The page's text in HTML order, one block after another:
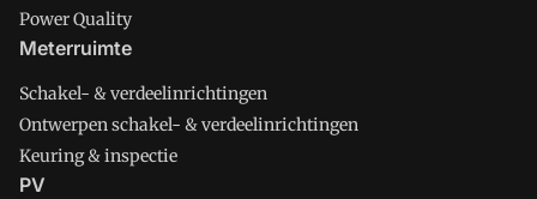
Power Quality
Meterruimte
Schakel- & verdeelinrichtingen
Ontwerpen schakel- & verdeelinrichtingen
Keuring & inspectie
PV